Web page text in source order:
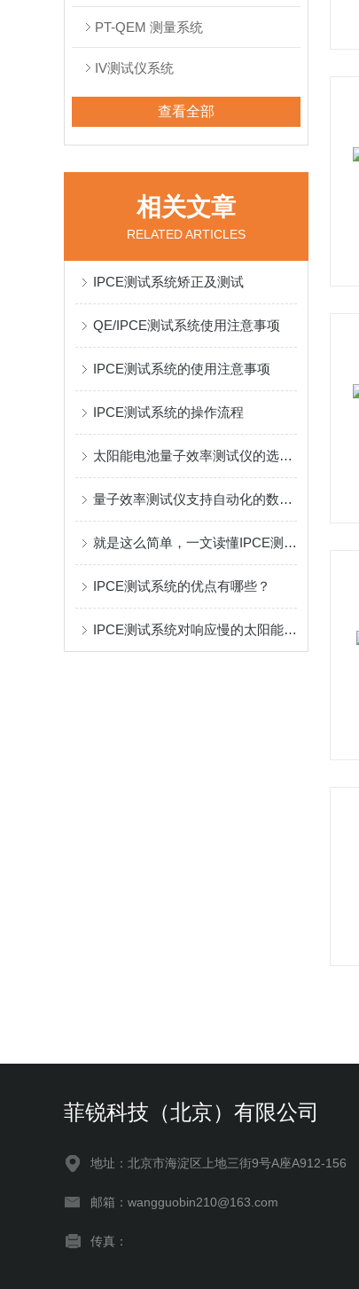
PT-QEM 测量系统
IV测试仪系统
查看全部
相关文章
RELATED ARTICLES
IPCE测试系统矫正及测试
QE/IPCE测试系统使用注意事项
IPCE测试系统的使用注意事项
IPCE测试系统的操作流程
太阳能电池量子效率测试仪的选购要素必须要知道！
量子效率测试仪支持自动化的数据采集过程
就是这么简单，一文读懂IPCE测试系统
IPCE测试系统的优点有哪些？
IPCE测试系统对响应慢的太阳能电池测量结果更加准确
菲锐科技（北京）有限公司
地址：北京市海淀区上地三街9号A座A912-156
邮箱：wangguobin210@163.com
传真：